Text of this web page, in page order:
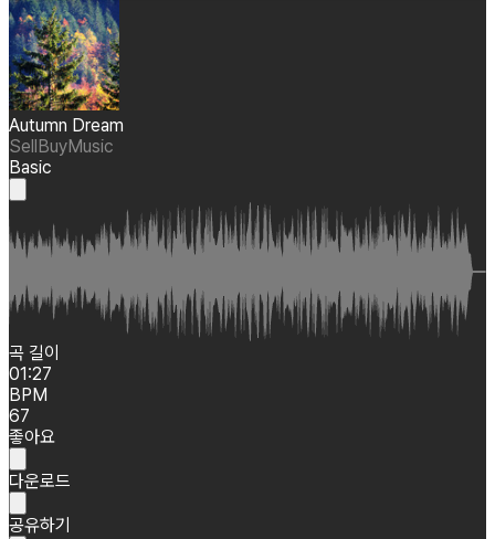
Autumn Dream
SellBuyMusic
Basic
곡 길이
01:27
BPM
67
좋아요
다운로드
공유하기